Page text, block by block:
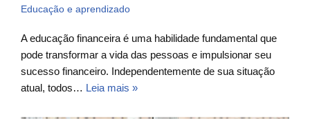
Educação e aprendizado
A educação financeira é uma habilidade fundamental que
pode transformar a vida das pessoas e impulsionar seu
sucesso financeiro. Independentemente de sua situação
atual, todos… Leia mais »